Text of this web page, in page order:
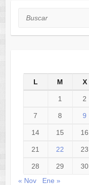
Buscar
L M X
1 2
7 8 9
14 15 16
21 22 23
28 29 30
« Nov
Ene »